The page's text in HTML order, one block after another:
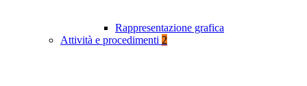
Rappresentazione grafica
Attività e procedimenti 2